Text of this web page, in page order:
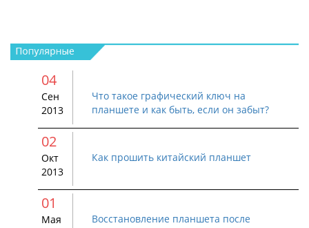
04
Сен
2013
Что такое графический ключ на
планшете и как быть, если он забыт?
02
Окт
2013
Как прошить китайский планшет
01
Мая
Восстановление планшета после